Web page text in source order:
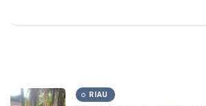
RIAU